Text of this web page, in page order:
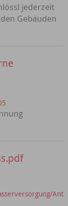
jederzeit
Gebäuden
Ant